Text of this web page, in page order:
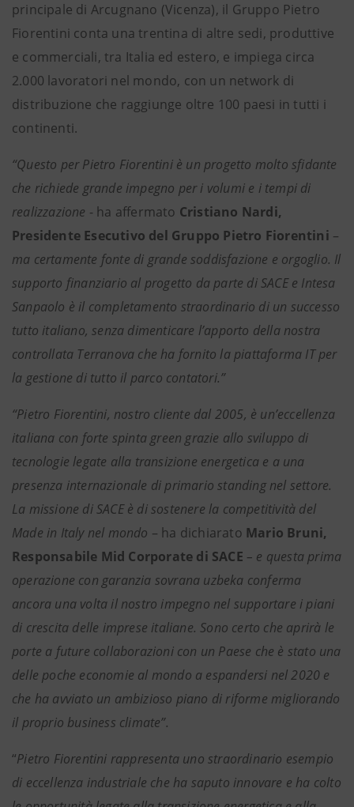
principale di Arcugnano (Vicenza), il Gruppo Pietro
Fiorentini conta una trentina di altre sedi, produttive
e commerciali, tra Italia ed estero, e impiega circa
2.000 lavoratori nel mondo, con un network di
distribuzione che raggiunge oltre 100 paesi in tutti i
continenti.
“Questo per Pietro Fiorentini è un progetto molto sfidante
che richiede grande impegno per i volumi e i tempi di
realizzazione - ha affermato Cristiano Nardi,
Presidente Esecutivo del Gruppo Pietro Fiorentini –
ma certamente fonte di grande soddisfazione e orgoglio. Il
supporto finanziario al progetto da parte di SACE e Intesa
Sanpaolo è il completamento straordinario di un successo
tutto italiano, senza dimenticare l’apporto della nostra
controllata Terranova che ha fornito la piattaforma IT per
la gestione di tutto il parco contatori.”
“Pietro Fiorentini, nostro cliente dal 2005, è un’eccellenza
italiana con forte spinta green grazie allo sviluppo di
tecnologie legate alla transizione energetica e a una
presenza internazionale di primario standing nel settore.
La missione di SACE è di sostenere la competitività del
Made in Italy nel mondo – ha dichiarato Mario Bruni,
Responsabile Mid Corporate di SACE – e questa prima
operazione con garanzia sovrana uzbeka conferma
ancora una volta il nostro impegno nel supportare i piani
di crescita delle imprese italiane. Sono certo che aprirà le
porte a future collaborazioni con un Paese che è stato una
delle poche economie al mondo a espandersi nel 2020 e
che ha avviato un ambizioso piano di riforme migliorando
il proprio business climate”.
“Pietro Fiorentini rappresenta uno straordinario esempio
di eccellenza industriale che ha saputo innovare e ha colto